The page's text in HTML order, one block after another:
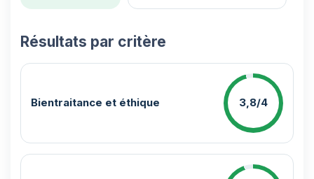
Résultats par critère
Bientraitance et éthique 3,8/4